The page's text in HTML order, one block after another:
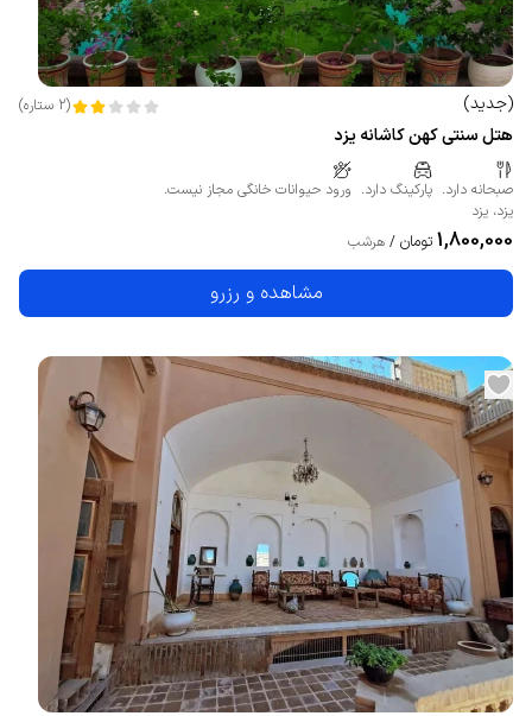
(جدید)
(
2 ستاره)
هتل سنتی کهن کاشانه يزد
صبحانه دارد. پارکینگ دارد. ورود حیوانات خانگی مجاز نیست.
یزد، یزد
1,800,000 تومان / هرشب
مشاهده و رزرو